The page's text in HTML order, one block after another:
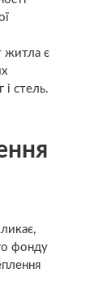
житла є
і стель.
фонду